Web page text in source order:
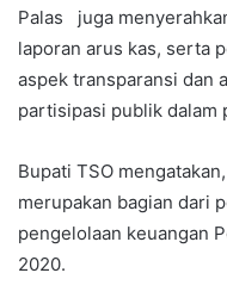
Palas juga
laporan arus kas, serta
aspek transparansi dan
partisipasi publik dalam
Bupati TSO
merupakan bagian dari
pengelolaan keuangan
2020.